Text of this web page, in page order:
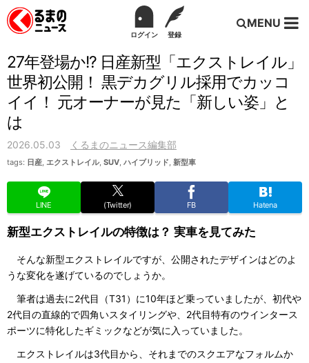
ログイン 登録
MENU
27年登場か!? 日産新型「エクストレイル」
世界初公開！ 黒デカグリル採用でカッコ
イイ！ 元オーナーが見た「新しい姿」と
は
2026.05.03 くるまのニュース編集部
tags: 日産, エクストレイル, SUV, ハイブリッド, 新型車
LINE (Twitter) FB Hatena
新型エクストレイルの特徴は？ 実車を見てみた
そんな新型エクストレイルですが、公開されたデザインはどのよ
うな変化を遂げているのでしょうか。
筆者は過去に2代目（T31）に10年ほど乗っていましたが、初代や
2代目の直線的で四角いスタイリングや、2代目特有のウインタース
ポーツに特化したギミックなどが気に入っていました。
エクストレイルは3代目から、それまでのスクエアなフォルムか